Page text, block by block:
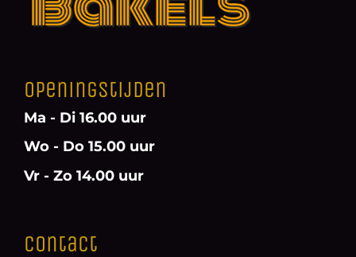
Openingstijden
Ma - Di 16.00 uur
Wo - Do 15.00 uur
Vr - Zo 14.00 uur
Contact